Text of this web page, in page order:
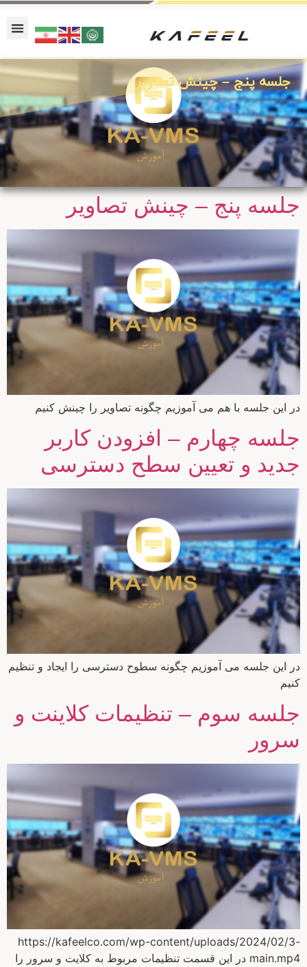
جلسه پنج – چینش تصاویر
جلسه پنج – چینش تصاویر
در این جلسه با هم می آموزیم چگونه تصاویر را چینش کنیم
جلسه چهارم – افزودن کاربر
جدید و تعیین سطح دسترسی
در این جلسه می آموزیم چگونه سطوح دسترسی را ایجاد و تنظیم
کنیم
جلسه سوم – تنظیمات کلاینت و
سرور
https://kafeelco.com/wp-content/uploads/2024/02/3-
main.mp4 در این قسمت تنظیمات مربوط به کلایت و سرور را